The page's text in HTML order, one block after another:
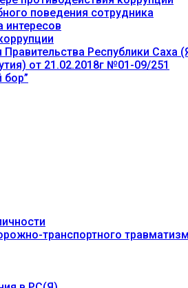
поведения сотрудника
интересов
Республики Саха
от 21.02.2018г №01-09/251
транспортного